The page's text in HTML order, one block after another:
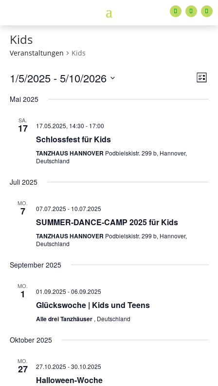
Kids
Veranstaltungen Kids
Liste
1/5/2025 - 5/10/2026
wählen.
Mai 2025
SA.
17 17.05.2025, 14:30 - 17:00
Schlossfest für Kids
TANZHAUS HANNOVER Podbielskistr. 299 b, Hannover,
Deutschland
Juli 2025
MO.
7 07.07.2025 - 10.07.2025
SUMMER-DANCE-CAMP 2025 für Kids
TANZHAUS HANNOVER Podbielskistr. 299 b, Hannover,
Deutschland
September 2025
MO.
1 01.09.2025 -06.09.2025
Glückswoche | Kids und Teens
Alle drei Tanzhäuser , Deutschland
Oktober 2025
MO.
27 27.10.2025 -30.10.2025
Halloween-Woche